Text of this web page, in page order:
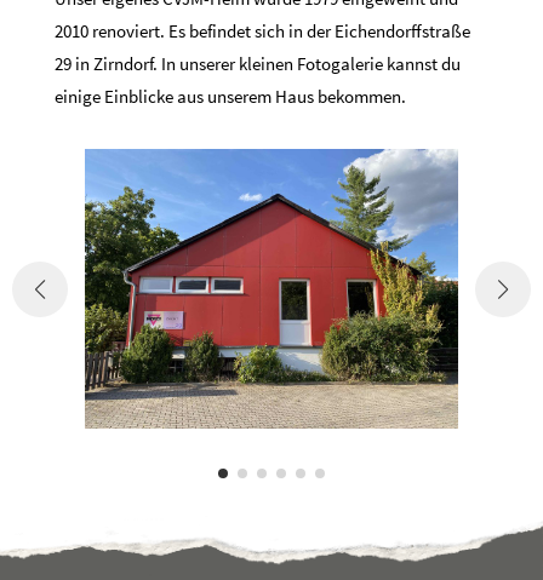
2010 renoviert. Es befindet sich in der Eichendorffstraße
29 in Zirndorf. In unserer kleinen Fotogalerie kannst du
einige Einblicke aus unserem Haus bekommen.